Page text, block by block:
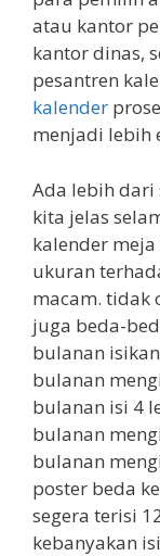
atau kantor
kantor dinas,
pesantren
kalender
menjadi lebih
Ada lebih dari
kita jelas
kalender
ukuran
macam. tidak
juga beda-
bulanan
bulanan
bulanan isi 4
bulanan
bulanan
poster beda
segera terisi
kebanyakan